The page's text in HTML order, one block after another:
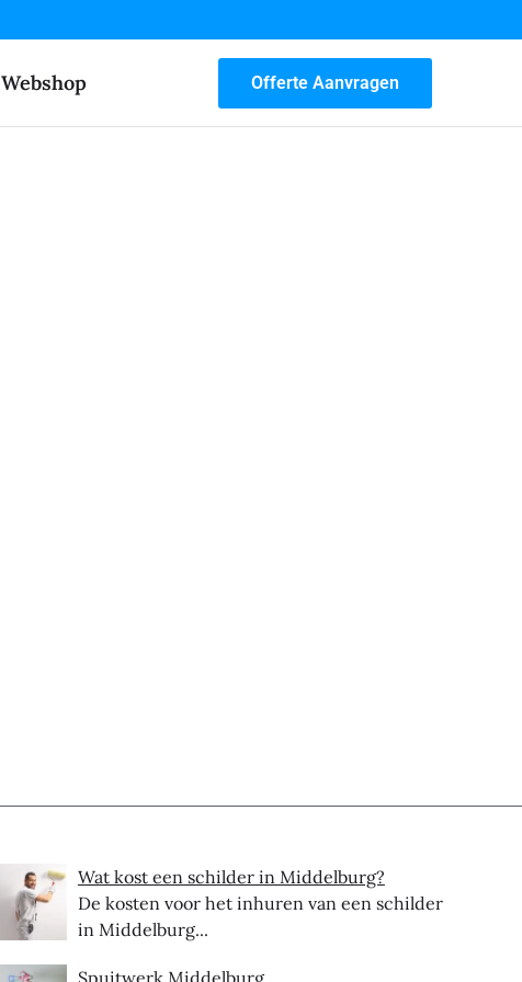
Webshop Offerte Aanvragen
Wat kost een schilder in Middelburg?
De kosten voor het inhuren van een schilder
in Middelburg...
Spuitwerk Middelburg